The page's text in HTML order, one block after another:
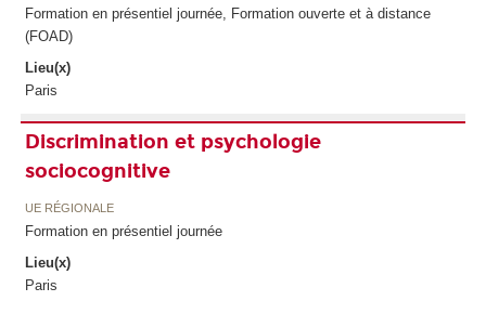
Formation en présentiel journée, Formation ouverte et à distance
(FOAD)
Lieu(x)
Paris
Discrimination et psychologie
sociocognitive
UE RÉGIONALE
Formation en présentiel journée
Lieu(x)
Paris